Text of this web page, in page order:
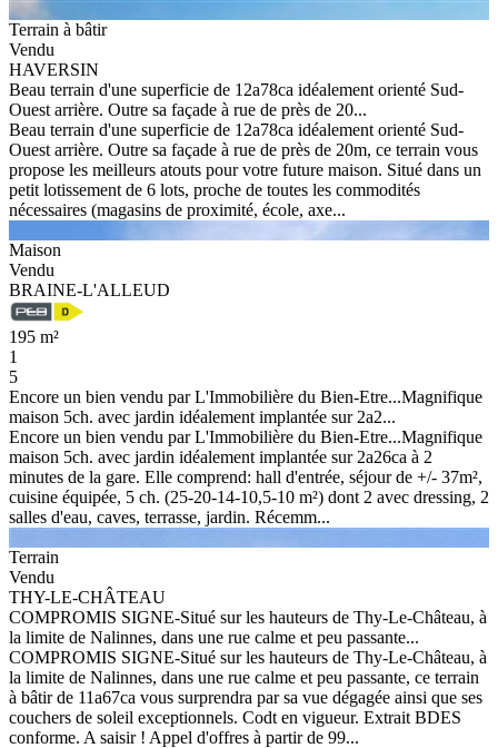
Terrain à bâtir
Vendu
HAVERSIN
Beau terrain d'une superficie de 12a78ca idéalement orienté Sud-
Ouest arrière. Outre sa façade à rue de près de 20...
Beau terrain d'une superficie de 12a78ca idéalement orienté Sud-
Ouest arrière. Outre sa façade à rue de près de 20m, ce terrain vous
propose les meilleurs atouts pour votre future maison. Situé dans un
petit lotissement de 6 lots, proche de toutes les commodités
nécessaires (magasins de proximité, école, axe...
Maison
Vendu
BRAINE-L'ALLEUD
195 m²
1
5
Encore un bien vendu par L'Immobilière du Bien-Etre...Magnifique
maison 5ch. avec jardin idéalement implantée sur 2a2...
Encore un bien vendu par L'Immobilière du Bien-Etre...Magnifique
maison 5ch. avec jardin idéalement implantée sur 2a26ca à 2
minutes de la gare. Elle comprend: hall d'entrée, séjour de +/- 37m²,
cuisine équipée, 5 ch. (25-20-14-10,5-10 m²) dont 2 avec dressing, 2
salles d'eau, caves, terrasse, jardin. Récemm...
Terrain
Vendu
THY-LE-CHÂTEAU
COMPROMIS SIGNE-Situé sur les hauteurs de Thy-Le-Château, à
la limite de Nalinnes, dans une rue calme et peu passante...
COMPROMIS SIGNE-Situé sur les hauteurs de Thy-Le-Château, à
la limite de Nalinnes, dans une rue calme et peu passante, ce terrain
à bâtir de 11a67ca vous surprendra par sa vue dégagée ainsi que ses
couchers de soleil exceptionnels. Codt en vigueur. Extrait BDES
conforme. A saisir ! Appel d'offres à partir de 99...